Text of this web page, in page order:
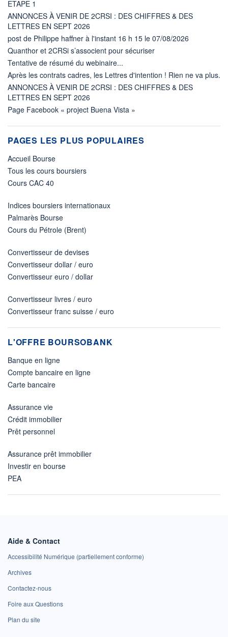
ETAPE 1
ANNONCES À VENIR DE 2CRSI : DES CHIFFRES & DES
LETTRES EN SEPT 2026
post de Philippe haffner à l'instant 16 h 15 le 07/08/2026
Quanthor et 2CRSi s’associent pour sécuriser
Tentative de résumé du webinaire...
Après les contrats cadres, les Lettres d'intention ! Rien ne va plus.
ANNONCES À VENIR DE 2CRSI : DES CHIFFRES & DES
LETTRES EN SEPT 2026
Page Facebook « project Buena Vista »
PAGES LES PLUS POPULAIRES
Accueil Bourse
Tous les cours boursiers
Cours CAC 40
Indices boursiers internationaux
Palmarès Bourse
Cours du Pétrole (Brent)
Convertisseur de devises
Convertisseur dollar / euro
Convertisseur euro / dollar
Convertisseur livres / euro
Convertisseur franc suisse / euro
L'OFFRE BOURSOBANK
Banque en ligne
Compte bancaire en ligne
Carte bancaire
Assurance vie
Crédit immobilier
Prêt personnel
Assurance prêt immobilier
Investir en bourse
PEA
Aide & Contact
Accessibilité Numérique (partiellement conforme)
Archives
Contactez-nous
Foire aux Questions
Plan du site